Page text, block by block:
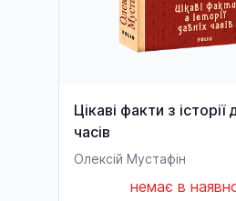
Цікаві факти з історії
часів
Олексій Мустафін
немає в